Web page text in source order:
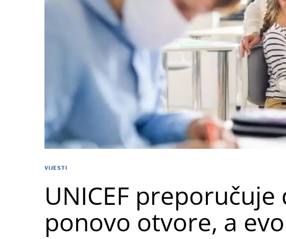
VIJESTI
UNICEF preporučuje
ponovo otvore, a